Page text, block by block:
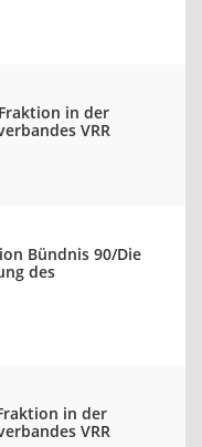
in der
VRR
Bündnis 90/Die
des
in der
VRR